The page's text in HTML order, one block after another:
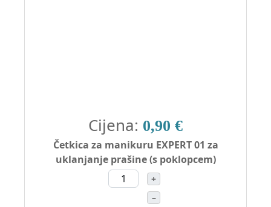
Cijena: 0,90 €
Četkica za manikuru EXPERT 01 za
uklanjanje prašine (s poklopcem)
+
–